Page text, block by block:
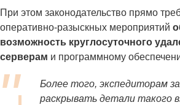
При этом законодательство прямо
оперативно-разыскных мероприятий
возможность круглосуточного
серверам и программному
Более того, экспедиторам
раскрывать детали такого